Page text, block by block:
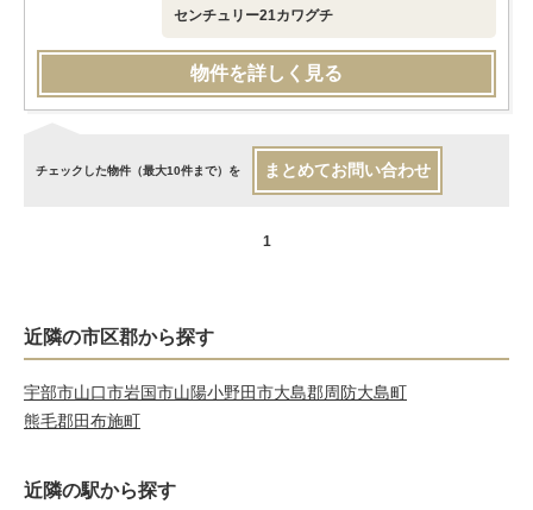
センチュリー21カワグチ
物件を詳しく見る
チェックした物件（最大10件まで）を まとめてお問い合わせ
1
近隣の市区郡から探す
宇部市山口市岩国市山陽小野田市大島郡周防大島町
熊毛郡田布施町
近隣の駅から探す